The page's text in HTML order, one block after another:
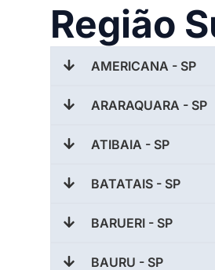
Região
AMERICANA - SP
ARARAQUARA - SP
ATIBAIA - SP
BATATAIS - SP
BARUERI - SP
BAURU - SP